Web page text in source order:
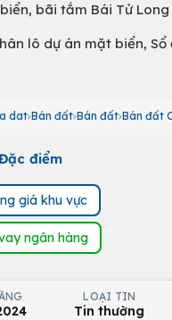
bãi tắm Bái Tử Long
lô dự án mặt biển, Sổ
dat Bán đất Bán đất Bán đất
điểm
giá khu vực
ngân hàng
LOẠI TIN
Tin thường